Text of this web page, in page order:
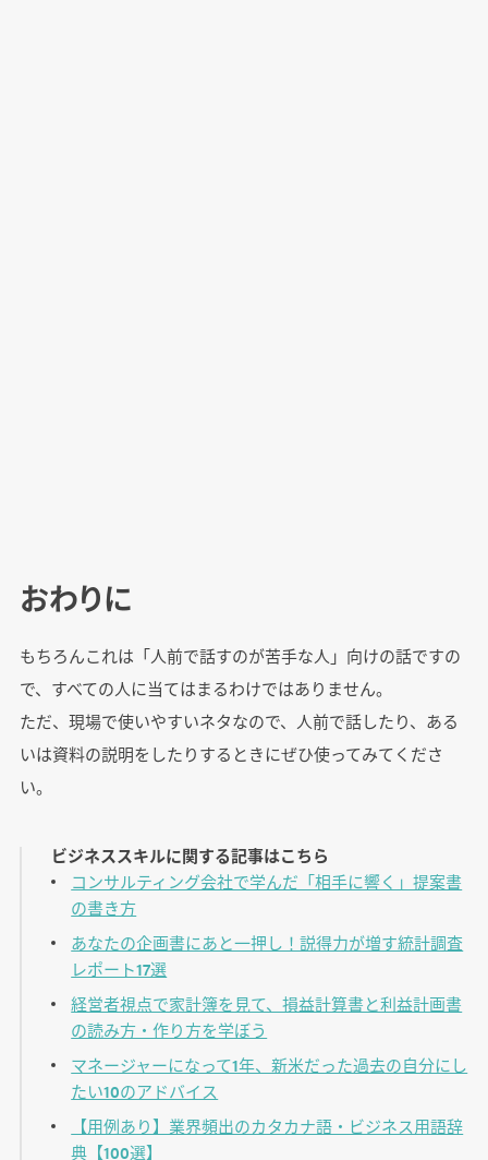
おわりに
もちろんこれは「人前で話すのが苦手な人」向けの話ですの
で、すべての人に当てはまるわけではありません。
ただ、現場で使いやすいネタなので、人前で話したり、ある
いは資料の説明をしたりするときにぜひ使ってみてくださ
い。
ビジネススキルに関する記事はこちら
コンサルティング会社で学んだ「相手に響く」提案書
の書き方
あなたの企画書にあと一押し！説得力が増す統計調査
レポート17選
経営者視点で家計簿を見て、損益計算書と利益計画書
の読み方・作り方を学ぼう
マネージャーになって1年、新米だった過去の自分にし
たい10のアドバイス
【用例あり】業界頻出のカタカナ語・ビジネス用語辞
典【100選】